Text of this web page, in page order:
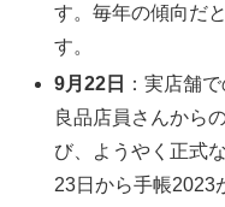
す。毎年の傾向だ
す。
9月22日
：実店舗
良品店員さんから
び、ようやく正式
23日から手帳2023